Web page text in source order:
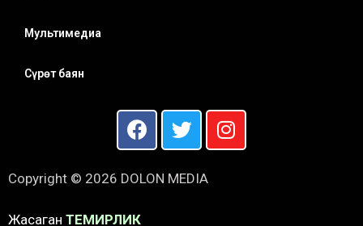
Мультимедиа
Сүрөт баян
Copyright © 2026 DOLON MEDIA
Жасаган ТЕМИРЛИК